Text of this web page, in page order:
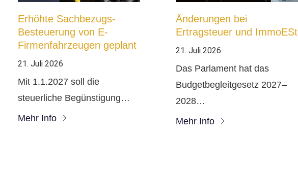
Erhöhte Sachbezugs-
Besteuerung von E-
Firmenfahrzeugen geplant
21. Juli 2026
Mit 1.1.2027 soll die
steuerliche Begünstigung…
Mehr Info
Änderungen bei
Ertragsteuer und ImmoESt
21. Juli 2026
Das Parlament hat das
Budgetbegleitgesetz 2027–
2028…
Mehr Info